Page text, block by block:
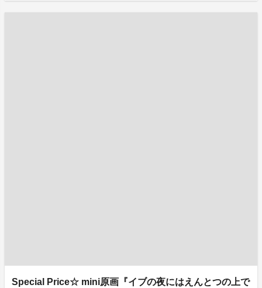
Special Price☆ mini原画『イブの夜にはえんとつの上で